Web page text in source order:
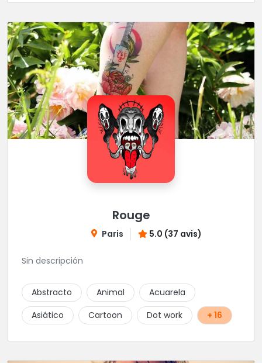
Rouge
Paris 5.0 (37 avis)
Sin descripción
Abstracto Animal
Acuarela
Asiático
Cartoon Dot work + 16